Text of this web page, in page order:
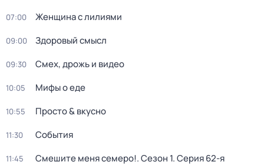
07:00 Женщина с лилиями
09:00 Здоровый смысл
09:30 Смех, дрожь и видео
10:05 Мифы о еде
10:55 Просто & вкусно
11:30 События
11:45 Смешите меня семеро!. Сезон 1. Серия 62-я